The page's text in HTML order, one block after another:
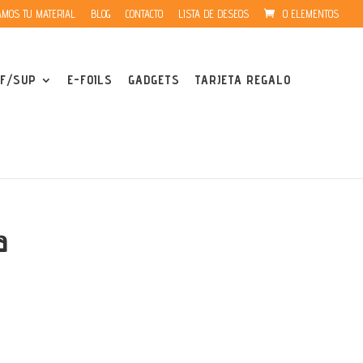
TU MATERIAL BLOG CONTACTO LISTA DE DESEOS 0 ELEMENTOS
SUP E-FOILS GADGETS TARJETA REGALO